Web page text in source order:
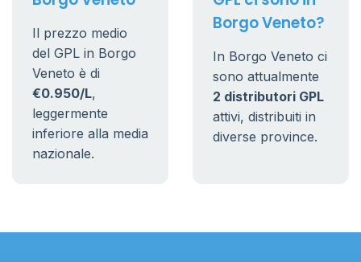
Il prezzo medio
del GPL in Borgo
Veneto è di
€0.950/L,
leggermente
inferiore alla media
nazionale.
Borgo Veneto?
In Borgo Veneto ci
sono attualmente
2 distributori GPL
attivi, distribuiti in
diverse province.